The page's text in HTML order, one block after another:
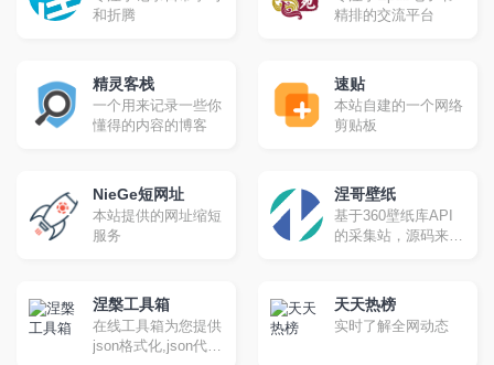
和折腾
精排的交流平台
精灵客栈
一个用来记录一些你
懂得的内容的博客
速贴
本站自建的一个网络
剪贴板
NieGe短网址
本站提供的网址缩短
服务
涅哥壁纸
基于360壁纸库API
的采集站，源码来自
涅槃工具箱
在线工具箱为您提供
json格式化,json代码
天天热榜
实时了解全网动态